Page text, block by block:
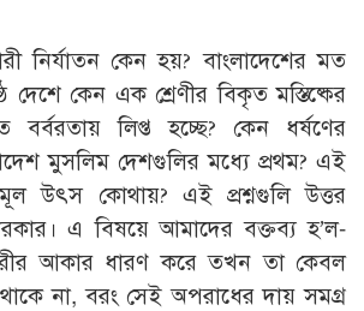
নির্যাতন কেন হয়? বাংলাদেশের মত
দেশে কেন এক শ্রেণীর বিকৃত মস্তিষ্কের
বর্বরতায় লিপ্ত হচ্ছে? কেন ধর্ষণের
মুসলিম দেশগুলির মধ্যে প্রথম? এই
মূল উৎস কোথায়? এই প্রশ্নগুলি উত্তর
এ বিষয়ে আমাদের বক্তব্য হ’ল-
আকার ধারণ করে তখন তা কেবল
না, বরং সেই অপরাধের দায় সমগ্র